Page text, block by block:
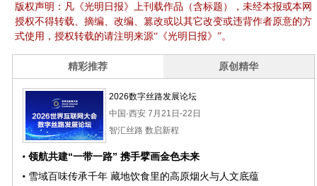
版权声明：凡《光明日报》上刊载作品（含标题），未经本报或本网
授权不得转载、摘编、改编、篡改或以其它改变或违背作者原意的方
式使用，授权转载的请注明来源“《光明日报》”。